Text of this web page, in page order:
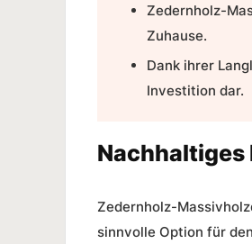
Zedernholz-
Zuhause.
Dank ihrer
Investition dar.
Nachhaltiges
Zedernholz-
sinnvolle Option für